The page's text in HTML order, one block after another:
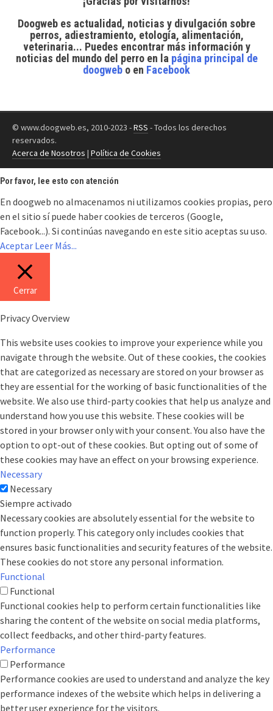
Doogweb es actualidad, noticias y divulgación sobre
perros, adiestramiento, etología, alimentación,
veterinaria... Puedes encontrar más información y
noticias del mundo del perroen la página principal de
doogweb o en Facebook
© www.doogweb.es, 2010-2023 -RSS - Todos los derechos
reservados.
Acerca de Nosotros | Política de Cookies
Por favor, lee esto con atención
En doogweb no almacenamos ni utilizamos cookies propias, pero
en el sitio sí puede haber cookies de terceros (Google,
Facebook...). Si continúas navegando en este sitio aceptas su uso.
Aceptar Leer Más...
Cerrar
Privacy Overview
This website uses cookies to improve your experience while you
navigate through the website. Out of these cookies, the cookies
that are categorized as necessary are stored on your browser as
they are essential for the working of basic functionalities of the
website. We also use third-party cookies that help us analyze and
understand how you use this website. These cookies will be
stored in your browser only with your consent. You also have the
option to opt-out of these cookies. But opting out of some of
these cookies may have an effect on your browsing experience.
Necessary
Necessary
Siempre activado
Necessary cookies are absolutely essential for the website to
function properly. This category only includes cookies that
ensures basic functionalities and security features of the website.
These cookies do not store any personal information.
Functional
Functional
Functional cookies help to perform certain functionalities like
sharing the content of the website on social media platforms,
collect feedbacks, and other third-party features.
Performance
Performance
Performance cookies are used to understand and analyze the key
performance indexes of the website which helps in delivering a
better user experience for the visitors.